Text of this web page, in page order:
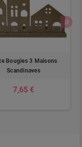
Bougies 3 Maisons
Scandinaves
7,65 €